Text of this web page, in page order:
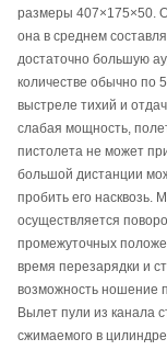
размеры 407×175×50.
она в среднем
достаточно большую
количестве обычно по
выстреле тихий и
слабая мощность,
пистолета не может
большой дистанции
пробить его насквозь.
осуществляется
промежуточных
время перезарядки и
возможность ношение
Вылет пули из канала
сжимаемого в